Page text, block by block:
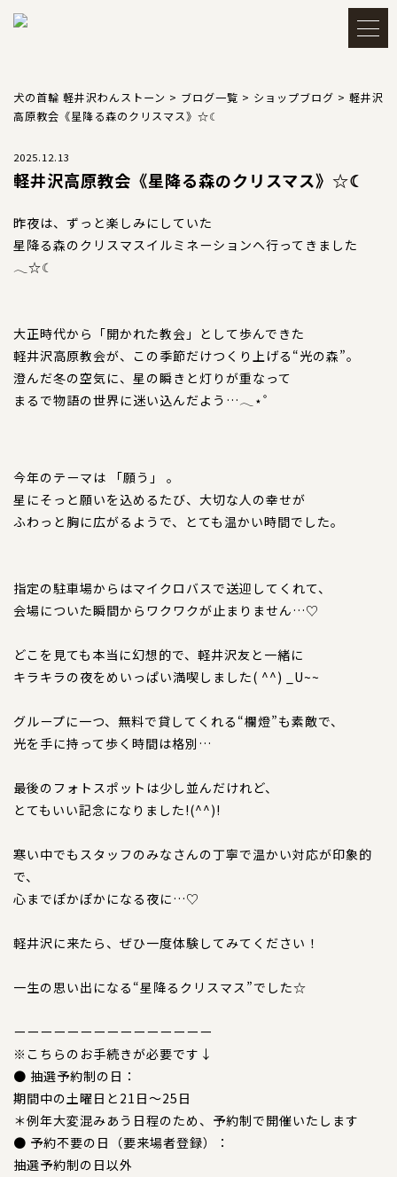
メルマガ登録・解除 アカウント
買い物かごを見る
CATEGORY カテゴリー
犬の本革首輪
犬の迷子札
犬のネックレス
犬の本革ハーフチョーク
犬のチャーム
猫の首輪
ペットカート用ネームプレート
忌避剤
CORDINATE コーディネート
コーディネート一覧
犬の首輪 軽井沢わんストーン > ブログ一覧 > ショップブログ > 軽井沢
高原教会《星降る森のクリスマス》☆☾
2025.12.13
軽井沢高原教会《星降る森のクリスマス》☆☾
昨夜は、ずっと楽しみにしていた
星降る森のクリスマスイルミネーションへ行ってきました
𓂃☆☾
大正時代から「開かれた教会」として歩んできた
軽井沢高原教会が、この季節だけつくり上げる“光の森”。
澄んだ冬の空気に、星の瞬きと灯りが重なって
まるで物語の世界に迷い込んだよう…𓂃⋆゜
今年のテーマは 「願う」 。
星にそっと願いを込めるたび、大切な人の幸せが
ふわっと胸に広がるようで、とても温かい時間でした。
指定の駐車場からはマイクロバスで送迎してくれて、
会場についた瞬間からワクワクが止まりません…♡
どこを見ても本当に幻想的で、軽井沢友と一緒に
キラキラの夜をめいっぱい満喫しました( ^^) _U~~
グループに一つ、無料で貸してくれる“欄燈”も素敵で、
光を手に持って歩く時間は格別…
最後のフォトスポットは少し並んだけれど、
とてもいい記念になりました!(^^)!
寒い中でもスタッフのみなさんの丁寧で温かい対応が印象的
で、
心までぽかぽかになる夜に…♡
軽井沢に来たら、ぜひ一度体験してみてください！
一生の思い出になる“星降るクリスマス”でした☆
ーーーーーーーーーーーーーーー
※こちらのお手続きが必要です↓
● 抽選予約制の日：
期間中の土曜日と21日～25日
＊例年大変混みあう日程のため、予約制で開催いたします
● 予約不要の日（要来場者登録）：
抽選予約制の日以外